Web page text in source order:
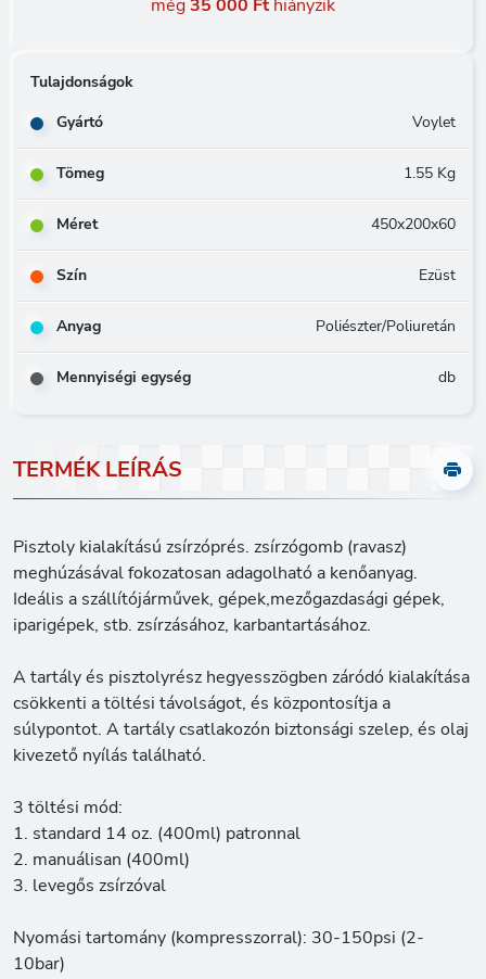
TERMÉK LEÍRÁS
Pisztoly kialakítású zsírzóprés. zsírzógomb (ravasz)
meghúzásával fokozatosan adagolható a kenőanyag.
Ideális a szállítójárművek, gépek,mezőgazdasági gépek,
iparigépek, stb. zsírzásához, karbantartásához.
A tartály és pisztolyrész hegyesszögben záródó kialakítása
csökkenti a töltési távolságot, és központosítja a
súlypontot. A tartály csatlakozón biztonsági szelep, és olaj
kivezető nyílás található.
3 töltési mód:
1. standard 14 oz. (400ml) patronnal
2. manuálisan (400ml)
3. levegős zsírzóval
Nyomási tartomány (kompresszorral): 30-150psi (2-
10bar)
még35 000 Fthiányzik
Tulajdonságok
Gyártó
Voylet
Tömeg 1.55 Kg
Méret 450x200x60
Szín Ezüst
Anyag Poliészter/Poliuretán
Mennyiségi egység db